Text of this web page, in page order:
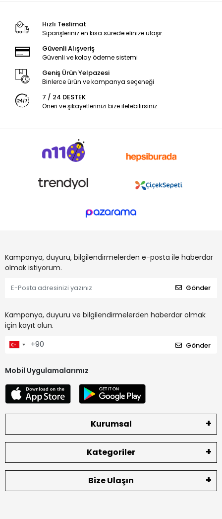
Hızlı Teslimat
Siparişleriniz en kısa sürede elinize ulaşır.
Güvenli Alışveriş
Güvenli ve kolay ödeme sistemi
Geniş Ürün Yelpazesi
Binlerce ürün ve kampanya seçeneği
7 / 24 DESTEK
Öneri ve şikayetlerinizi bize iletebilirsiniz.
Kampanya, duyuru, bilgilendirmelerden e-posta ile haberdar
olmak istiyorum.
Gönder
Kampanya, duyuru ve bilgilendirmelerden haberdar olmak
için kayıt olun.
Gönder
Mobil Uygulamalarımız
Kurumsal
Kategoriler
Bize Ulaşın